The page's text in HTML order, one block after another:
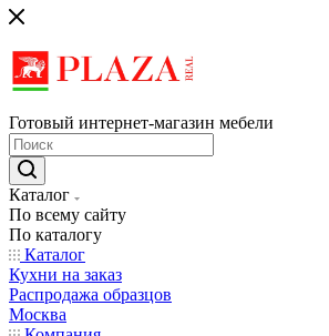
Готовый интернет-магазин мебели
Каталог
По всему сайту
По каталогу
Каталог
Кухни на заказ
Распродажа образцов
Москва